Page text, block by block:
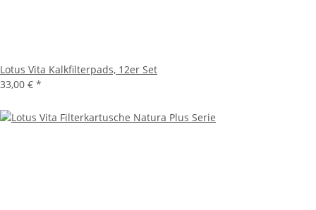
Lotus Vita Kalkfilterpads, 12er Set
33,00 € *